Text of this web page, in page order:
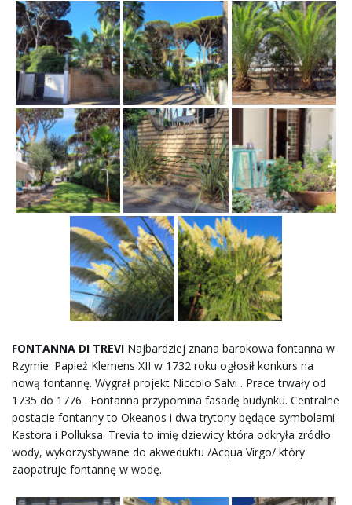
c
ę
FONTANNA DI TREVI Najbardziej znana barokowa fontanna w
Rzymie. Papież Klemens XII w 1732 roku ogłosił konkurs na
nową fontannę. Wygrał projekt Niccolo Salvi . Prace trwały od
1735 do 1776 . Fontanna przypomina fasadę budynku. Centralne
postacie fontanny to Okeanos i dwa trytony będące symbolami
Kastora i Polluksa. Trevia to imię dziewicy która odkryła zródło
wody, wykorzystywane do akweduktu /Acqua Virgo/ który
zaopatruje fontannę w wodę.